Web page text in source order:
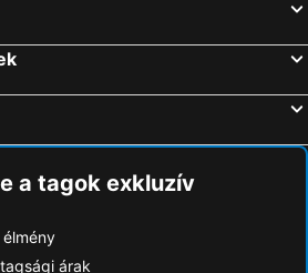
Milánó, Lombardia Szállás
a tagok exkluzív
árak